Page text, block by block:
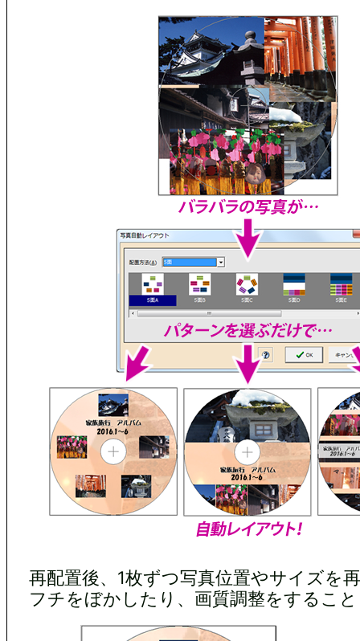
再配置後、1枚ずつ写真位置やサイズを
フチをぼかしたり、画質調整をするこ